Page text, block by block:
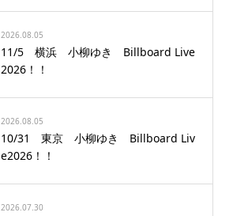
2026.08.05
11/5 横浜 小柳ゆき Billboard Live
2026！！
2026.08.05
10/31 東京 小柳ゆき Billboard Liv
e2026！！
2026.07.30